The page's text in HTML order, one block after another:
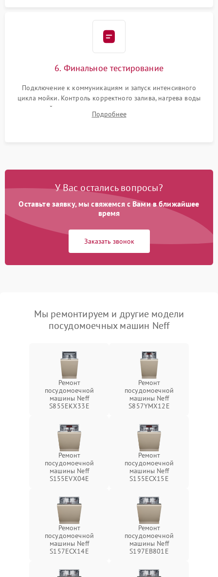
6. Финальное тестирование
Подключение к коммуникациям и запуск интенсивного
цикла мойки. Контроль корректного залива, нагрева воды
до нужной температуры, отсутствия посторонних шумов,
штатного слива и абсолютной сухости в поддоне.
Подробнее
У Вас остались вопросы?
Оставьте заявку, мы свяжемся с Вами в ближайшее
время
Заказать звонок
Мы ремонтируем и другие модели
посудомоечных машин Neff
Ремонт
посудомоечной
машины Neff
S855EKX33E
Ремонт
посудомоечной
машины Neff
S857YMX12E
Ремонт
посудомоечной
машины Neff
S155EVX04E
Ремонт
посудомоечной
машины Neff
S155ECX15E
Ремонт
посудомоечной
машины Neff
S157ECX14E
Ремонт
посудомоечной
машины Neff
S197EB801E